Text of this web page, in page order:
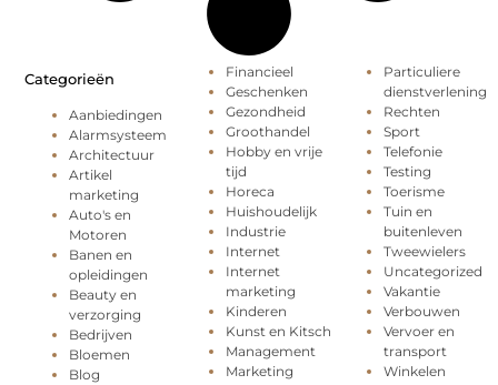
Categorieën
Aanbiedingen
Alarmsysteem
Architectuur
Artikel
marketing
Auto's en
Motoren
Banen en
opleidingen
Beauty en
verzorging
Bedrijven
Bloemen
Blog
Financieel
Geschenken
Gezondheid
Groothandel
Hobby en vrije
tijd
Horeca
Huishoudelijk
Industrie
Internet
Internet
marketing
Kinderen
Kunst en Kitsch
Management
Marketing
Particuliere
dienstverlening
Rechten
Sport
Telefonie
Testing
Toerisme
Tuin en
buitenleven
Tweewielers
Uncategorized
Vakantie
Verbouwen
Vervoer en
transport
Winkelen